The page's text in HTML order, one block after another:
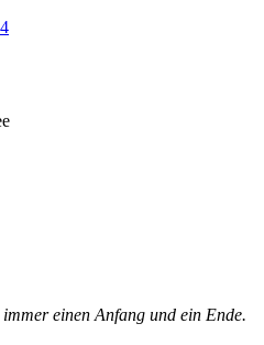
einen Anfang und ein Ende.